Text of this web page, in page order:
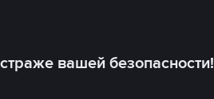
вашей безопасности!